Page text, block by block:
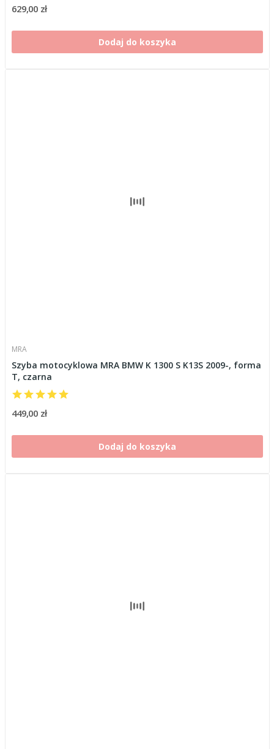
629,00 zł
Dodaj do koszyka
MRA
Szyba motocyklowa MRA BMW K 1300 S K13S 2009-, forma
T, czarna
449,00 zł
Dodaj do koszyka